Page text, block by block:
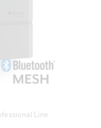
Line